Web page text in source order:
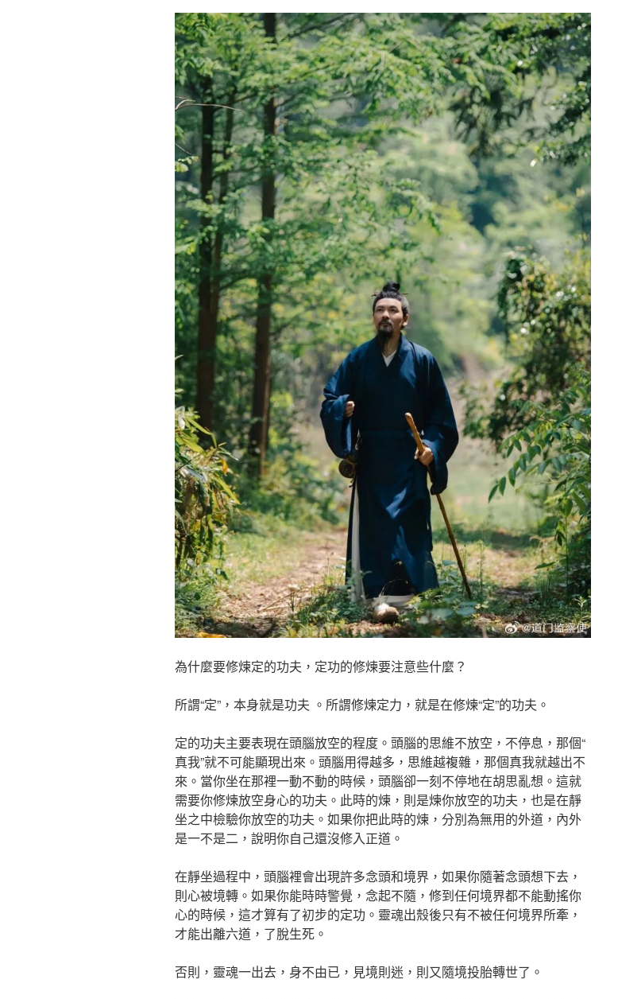
為什麼要修煉定的功夫，定功的修煉要注意些什麼？
所謂“定”，本身就是功夫 。所謂修煉定力，就是在修煉“定”的功夫。
定的功夫主要表現在頭腦放空的程度。頭腦的思維不放空，不停息，那個“
真我”就不可能顯現出來。頭腦用得越多，思維越複雜，那個真我就越出不
來。當你坐在那裡一動不動的時候，頭腦卻一刻不停地在胡思亂想。這就
需要你修煉放空身心的功夫。此時的煉，則是煉你放空的功夫，也是在靜
坐之中檢驗你放空的功夫。如果你把此時的煉，分別為無用的外道，內外
是一不是二，說明你自己還沒修入正道。
在靜坐過程中，頭腦裡會出現許多念頭和境界，如果你隨著念頭想下去，
則心被境轉。如果你能時時警覺，念起不隨，修到任何境界都不能動搖你
心的時候，這才算有了初步的定功。靈魂出殼後只有不被任何境界所牽，
才能出離六道，了脫生死。
否則，靈魂一出去，身不由已，見境則迷，則又隨境投胎轉世了。